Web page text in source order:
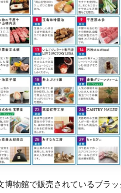
博物館で販売されているブラ